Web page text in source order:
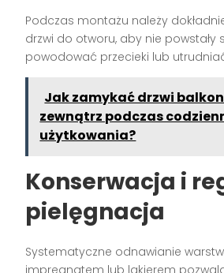
Podczas montażu należy
drzwi do otworu, aby nie powstały
powodować przecieki lub
Jak zamykać drzwi
zewnątrz podczas
użytkowania?
Konserwacja i
pielęgnacja
Systematyczne odnawianie
impregnatem lub lakierem